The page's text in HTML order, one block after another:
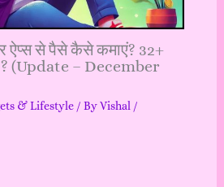
ऐप्स से पैसे कैसे कमाएं? 32+
? (Update – December
& Lifestyle/ ByVishal /